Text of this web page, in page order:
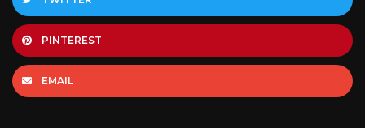
PINTEREST
EMAIL